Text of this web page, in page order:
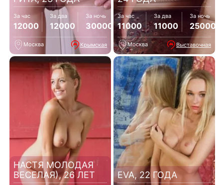
За час
12000
За два
12000
За ночь
30000
Москва Крымская
За час
11000
За два
11000
За ночь
25000
Москва Выставочная
НАСТЯ МОЛОДАЯ
ВЕСЕЛАЯ), 26 ЛЕТ
EVA, 22 ГОДА